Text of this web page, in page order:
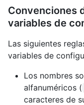
Convenciones
variables de
Las siguientes
variables de
Los nombres
alfanuméricos (
caracteres de